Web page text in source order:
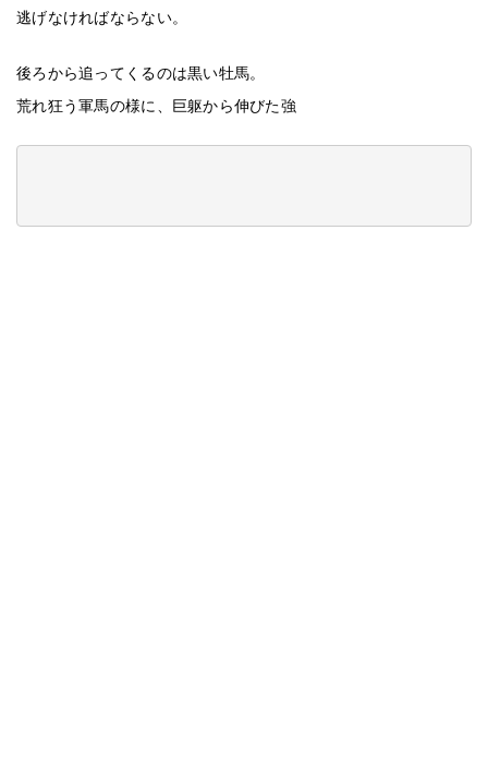
逃げなければならない。
後ろから追ってくるのは黒い牡馬。
荒れ狂う軍馬の様に、巨躯から伸びた強